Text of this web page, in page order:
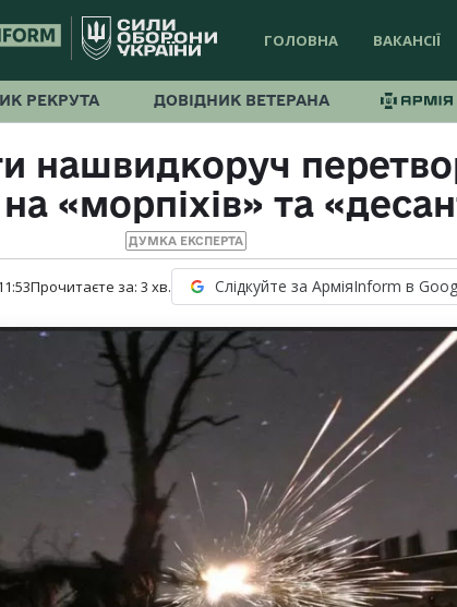
ГОЛОВНА ВАКАНСІЇ
РЕКРУТА ДОВІДНИК ВЕТЕРАНА
нашвидкоруч
«морпіхів» та
ДУМКА ЕКСПЕРТА
Прочитаєте за: 3 хв. Слідкуйте за АрміяInform в